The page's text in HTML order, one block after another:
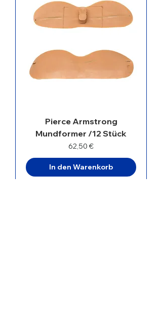
Pierce Armstrong
Mundformer /12 Stück
Preis
62,50 €
In den Warenkorb